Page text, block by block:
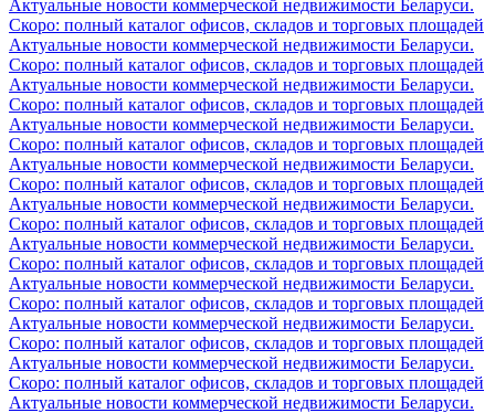
Актуальные новости коммерческой недвижимости Беларуси.
Скоро: полный каталог офисов, складов и торговых площадей
Актуальные новости коммерческой недвижимости Беларуси.
Скоро: полный каталог офисов, складов и торговых площадей
Актуальные новости коммерческой недвижимости Беларуси.
Скоро: полный каталог офисов, складов и торговых площадей
Актуальные новости коммерческой недвижимости Беларуси.
Скоро: полный каталог офисов, складов и торговых площадей
Актуальные новости коммерческой недвижимости Беларуси.
Скоро: полный каталог офисов, складов и торговых площадей
Актуальные новости коммерческой недвижимости Беларуси.
Скоро: полный каталог офисов, складов и торговых площадей
Актуальные новости коммерческой недвижимости Беларуси.
Скоро: полный каталог офисов, складов и торговых площадей
Актуальные новости коммерческой недвижимости Беларуси.
Скоро: полный каталог офисов, складов и торговых площадей
Актуальные новости коммерческой недвижимости Беларуси.
Скоро: полный каталог офисов, складов и торговых площадей
Актуальные новости коммерческой недвижимости Беларуси.
Скоро: полный каталог офисов, складов и торговых площадей
Актуальные новости коммерческой недвижимости Беларуси.